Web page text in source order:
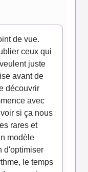
de vue.
ceux qui
juste
avant de
découvrir
avec
si ça nous
rares et
modèle
d'optimiser
le temps